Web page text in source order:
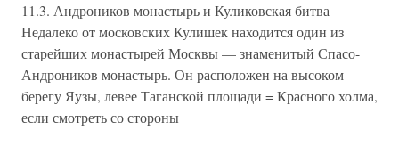
11.3. Андроников монастырь и Куликовская битва
Недалеко от московских Кулишек находится один из
старейших монастырей Москвы — знаменитый Спасо-
Андроников монастырь. Он расположен на высоком
берегу Яузы, левее Таганской площади = Красного холма,
если смотреть со стороны